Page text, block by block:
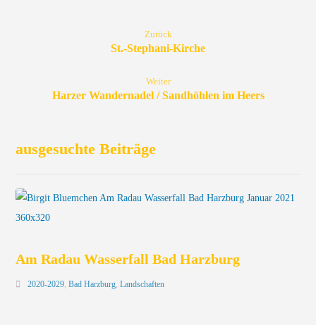
Zurück
St.-Stephani-Kirche
Weiter
Harzer Wandernadel / Sandhöhlen im Heers
ausgesuchte Beiträge
Am Radau Wasserfall Bad Harzburg
2020-2029,Bad Harzburg,Landschaften